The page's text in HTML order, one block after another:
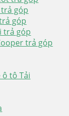
trả góp
góp
trả góp
trả góp
ô tô Tải